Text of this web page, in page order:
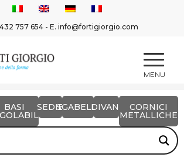
757 654 - E.info@fortigiorgio.com
BASI SEDIESGABELLIDIVANI CORNICI
METALLICHE